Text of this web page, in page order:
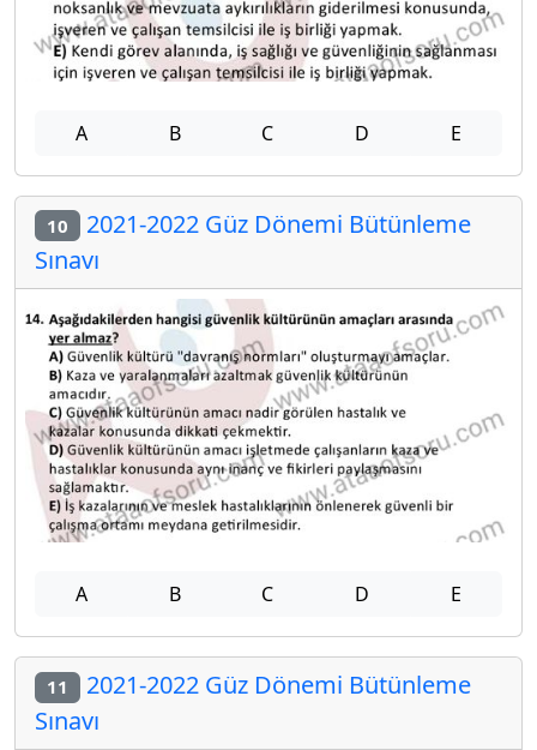
A B C D E
10 2021-2022 Güz Dönemi Bütünleme
Sınavı
A B C D E
11 2021-2022 Güz Dönemi Bütünleme
Sınavı